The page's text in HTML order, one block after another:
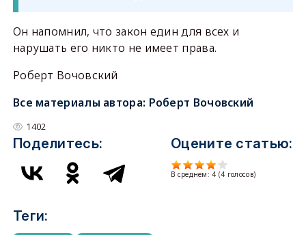
Он напомнил, что закон един для всех и
нарушать его никто не имеет права.
Роберт Вочовский
Все материалы автора: Роберт Вочовский
1402
Поделитесь: Оцените статью:
В среднем:4 (4 голосов)
Теги: